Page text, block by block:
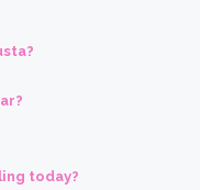
today?